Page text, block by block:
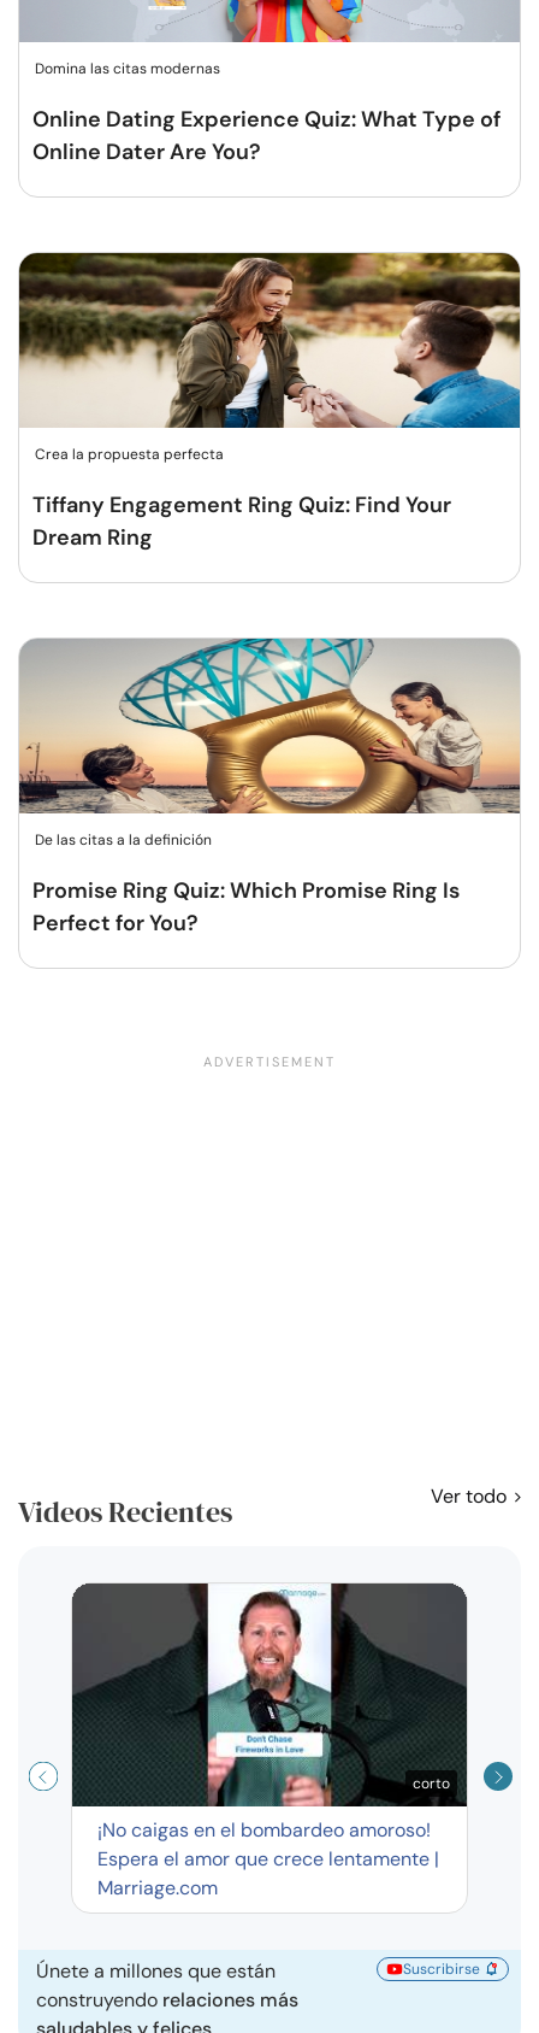
Domina las citas modernas
Online Dating Experience Quiz: What Type of
Online Dater Are You?
Crea la propuesta perfecta
Tiffany Engagement Ring Quiz: Find Your
Dream Ring
De las citas a la definición
Promise Ring Quiz: Which Promise Ring Is
Perfect for You?
Videos Recientes Ver todo
corto
¡No caigas en el bombardeo amoroso!
Espera el amor que crece lentamente |
Marriage.com
Únete a millones que están
construyendo relaciones más
Suscribirse